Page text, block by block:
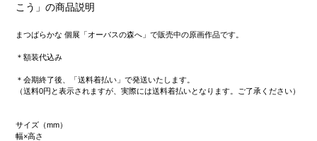
こう」の商品説明
まつばらかな 個展「オーバスの森へ」で販売中の原画作品です。
＊額装代込み
＊会期終了後、「送料着払い」で発送いたします。
（送料0円と表示されますが、実際には送料着払いとなります。ご了承ください）
サイズ（mm）
幅×高さ